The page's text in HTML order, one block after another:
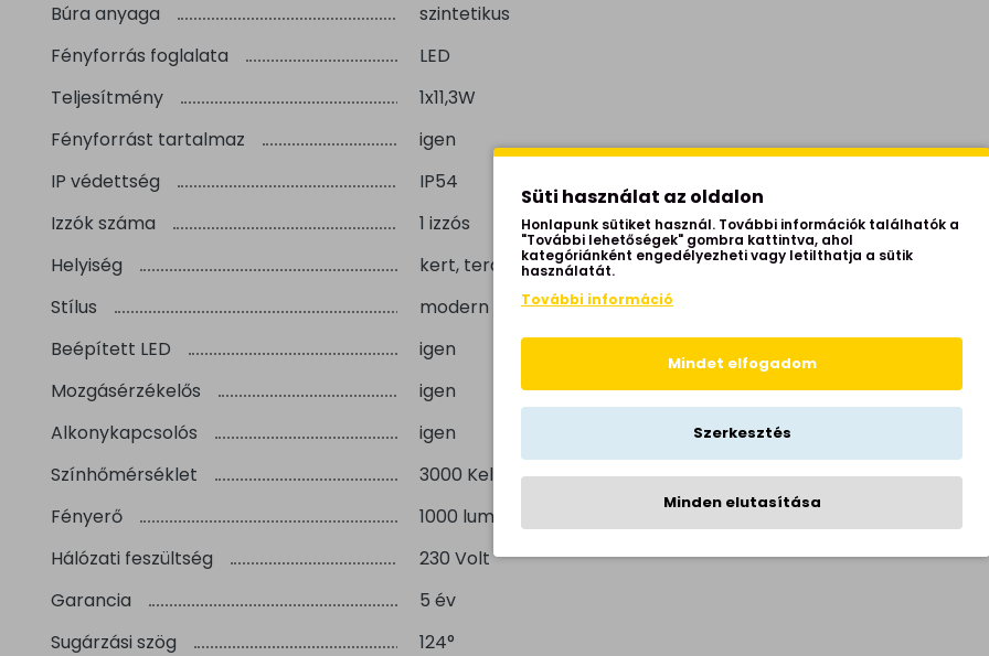
Búra anyaga
szintetikus
Fényforrás foglalata
LED
Teljesítmény
1x11,3W
Fényforrást tartalmaz
igen
IP védettség
IP54
Izzók száma
1 izzós
Helyiség
kert, terasz
Stílus
modern
Beépített LED
igen
Mozgásérzékelős
igen
Alkonykapcsolós
igen
Színhőmérséklet
3000 Kelvin
Fényerő
1000 lumen
Hálózati feszültség
230 Volt
Garancia
5 év
Sugárzási szög
124°
Süti használat az oldalon
Honlapunk sütiket használ. További információk találhatók a
"További lehetőségek" gombra kattintva, ahol
kategóriánként engedélyezheti vagy letilthatja a sütik
használatát.
További információ
Mindet elfogadom
Szerkesztés
Minden elutasítása